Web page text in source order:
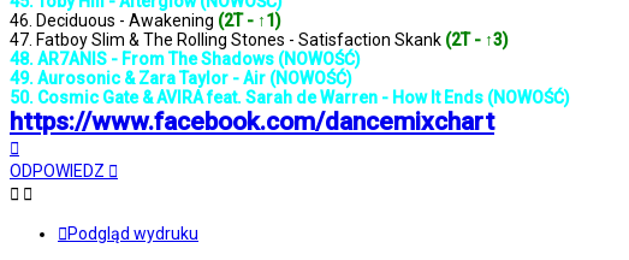
46. Deciduous - Awakening (2T - ↑1)
47. Fatboy Slim & The Rolling Stones - Satisfaction Skank (2T - ↑3)
48. AR7ANIS - From The Shadows (NOWOŚĆ)
49. Aurosonic & Zara Taylor - Air (NOWOŚĆ)
50. Cosmic Gate & AVIRA feat. Sarah de Warren - How It Ends (NOWOŚĆ)
https://www.facebook.com/dancemixchart
górę
ODPOWIEDZ
Podgląd wydruku